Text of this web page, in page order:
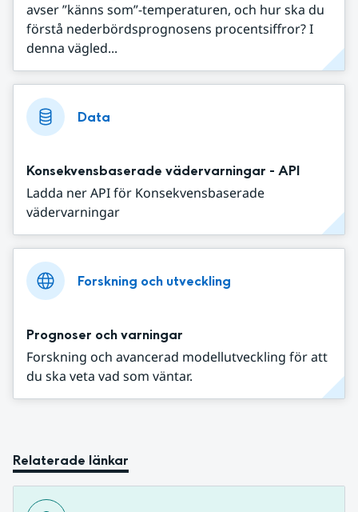
avser ”känns som”-temperaturen, och hur ska du
förstå nederbördsprognosens procentsiffror? I
denna vägled...
Data
Konsekvensbaserade vädervarningar - API
Ladda ner API för Konsekvensbaserade
vädervarningar
Forskning och utveckling
Prognoser och varningar
Forskning och avancerad modellutveckling för att
du ska veta vad som väntar.
Relaterade länkar